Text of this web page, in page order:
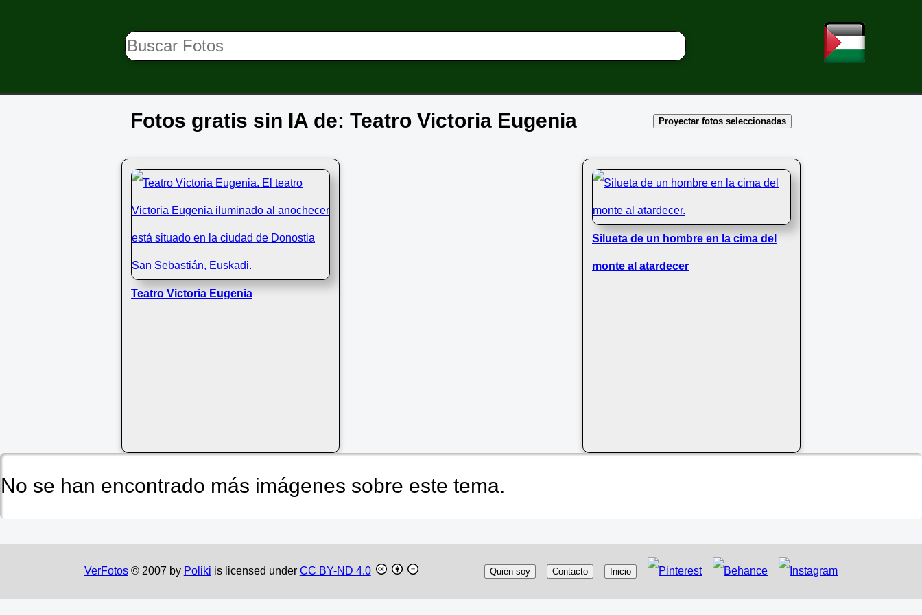
Fotos gratis sin IA de: Teatro Victoria Eugenia Proyectar fotos seleccionadas
Teatro Victoria Eugenia
Silueta de un hombre en la cima del
monte al atardecer
No se han encontrado más imágenes sobre este tema.
VerFotos© 2007 by Poliki is licensed under CC BY-ND 4.0 Quién soy Contacto Inicio